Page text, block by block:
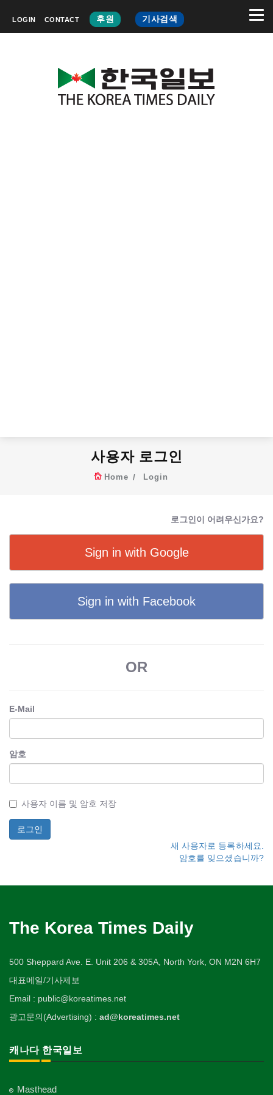
LOGIN CONTACT 후원 기사검색
사용자 로그인
Home Login
로그인이 어려우신가요?
Sign in with Google
Sign in with Facebook
OR
E-Mail
암호
사용자 이름 및 암호 저장
새 사용자로 등록하세요.
암호를 잊으셨습니까?
The Korea Times Daily
500 Sheppard Ave. E. Unit 206 & 305A, North York, ON M2N 6H7
대표메일/기사제보
Email : public@koreatimes.net
광고문의(Advertising) : ad@koreatimes.net
캐나다 한국일보
Masthead